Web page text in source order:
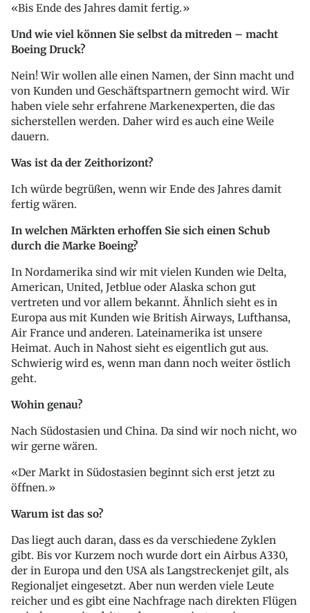
Bis Ende des Jahres damit fertig.
Und wie viel können Sie selbst da mitreden – macht
Boeing Druck?
Nein! Wir wollen alle einen Namen, der Sinn macht und
von Kunden und Geschäftspartnern gemocht wird. Wir
haben viele sehr erfahrene Markenexperten, die das
sicherstellen werden. Daher wird es auch eine Weile
dauern.
Was ist da der Zeithorizont?
Ich würde begrüßen, wenn wir Ende des Jahres damit
fertig wären.
In welchen Märkten erhoffen Sie sich einen Schub
durch die Marke Boeing?
In Nordamerika sind wir mit vielen Kunden wie Delta,
American, United, Jetblue oder Alaska schon gut
vertreten und vor allem bekannt. Ähnlich sieht es in
Europa aus mit Kunden wie British Airways, Lufthansa,
Air France und anderen. Lateinamerika ist unsere
Heimat. Auch in Nahost sieht es eigentlich gut aus.
Schwierig wird es, wenn man dann noch weiter östlich
geht.
Wohin genau?
Nach Südostasien und China. Da sind wir noch nicht, wo
wir gerne wären.
Der Markt in Südostasien beginnt sich erst jetzt zu
öffnen.
Warum ist das so?
Das liegt auch daran, dass es da verschiedene Zyklen
gibt. Bis vor Kurzem noch wurde dort ein Airbus A330,
der in Europa und den USA als Langstreckenjet gilt, als
Regionaljet eingesetzt. Aber nun werden viele Leute
reicher und es gibt eine Nachfrage nach direkten Flügen